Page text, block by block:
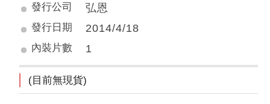
發行公司
弘恩
發行日期 2014/4/18
內裝片數 1
(目前無現貨)